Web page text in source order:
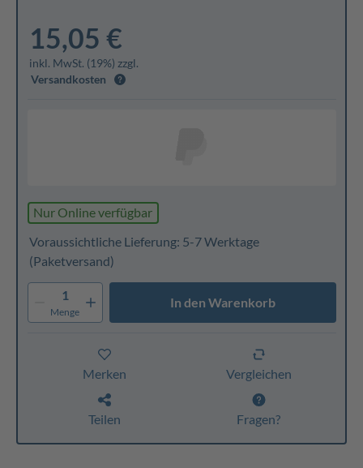
15,05 €
inkl. MwSt. (19%) zzgl.
Versandkosten
Nur Online verfügbar
Voraussichtliche Lieferung: 5-7 Werktage
(Paketversand)
1
Menge
In den Warenkorb
Merken Vergleichen
Teilen Fragen?